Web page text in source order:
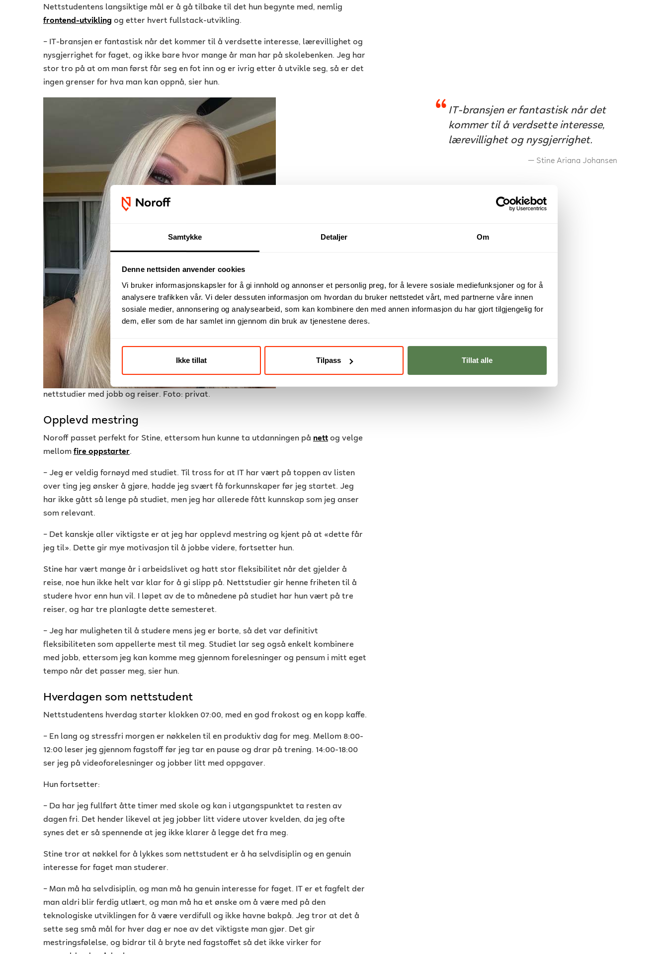
Samtykke Detaljer Om
Denne nettsiden anvender cookies
Vi bruker informasjonskapsler for å gi innhold og annonser et personlig preg, for å levere sosiale mediefunksjoner og for å
analysere trafikken vår. Vi deler dessuten informasjon om hvordan du bruker nettstedet vårt, med partnerne våre innen
sosiale medier, annonsering og analysearbeid, som kan kombinere den med annen informasjon du har gjort tilgjengelig for
dem, eller som de har samlet inn gjennom din bruk av tjenestene deres.
Ikke tillat Tilpass Tillat alle
Nettstudentens langsiktige mål er å gå tilbake til det hun begynte med, nemlig
frontend-utvikling og etter hvert fullstack-utvikling.
– IT-bransjen er fantastisk når det kommer til å verdsette interesse, lærevillighet og
nysgjerrighet for faget, og ikke bare hvor mange år man har på skolebenken. Jeg har
stor tro på at om man først får seg en fot inn og er ivrig etter å utvikle seg, så er det
ingen grenser for hva man kan oppnå, sier hun.
IT-bransjen er fantastisk når det
kommer til å verdsette interesse,
lærevillighet og nysgjerrighet.
Stine Ariana Johansen
📷: Stine kombinerer
nettstudier med jobb og reiser. Foto: privat.
Opplevd mestring
Noroff passet perfekt for Stine, ettersom hun kunne ta utdanningen på nett og velge
mellom fire oppstarter.
– Jeg er veldig fornøyd med studiet. Til tross for at IT har vært på toppen av listen
over ting jeg ønsker å gjøre, hadde jeg svært få forkunnskaper før jeg startet. Jeg
har ikke gått så lenge på studiet, men jeg har allerede fått kunnskap som jeg anser
som relevant.
– Det kanskje aller viktigste er at jeg har opplevd mestring og kjent på at «dette får
jeg til». Dette gir mye motivasjon til å jobbe videre, fortsetter hun.
Stine har vært mange år i arbeidslivet og hatt stor fleksibilitet når det gjelder å
reise, noe hun ikke helt var klar for å gi slipp på. Nettstudier gir henne friheten til å
studere hvor enn hun vil. I løpet av de to månedene på studiet har hun vært på tre
reiser, og har tre planlagte dette semesteret.
– Jeg har muligheten til å studere mens jeg er borte, så det var definitivt
fleksibiliteten som appellerte mest til meg. Studiet lar seg også enkelt kombinere
med jobb, ettersom jeg kan komme meg gjennom forelesninger og pensum i mitt eget
tempo når det passer meg, sier hun.
Hverdagen som nettstudent
Nettstudentens hverdag starter klokken 07:00, med en god frokost og en kopp kaffe.
– En lang og stressfri morgen er nøkkelen til en produktiv dag for meg. Mellom 8:00-
12:00 leser jeg gjennom fagstoff før jeg tar en pause og drar på trening. 14:00-18:00
ser jeg på videoforelesninger og jobber litt med oppgaver.
Hun fortsetter:
– Da har jeg fullført åtte timer med skole og kan i utgangspunktet ta resten av
dagen fri. Det hender likevel at jeg jobber litt videre utover kvelden, da jeg ofte
synes det er så spennende at jeg ikke klarer å legge det fra meg.
Stine tror at nøkkel for å lykkes som nettstudent er å ha selvdisiplin og en genuin
interesse for faget man studerer.
– Man må ha selvdisiplin, og man må ha genuin interesse for faget. IT er et fagfelt der
man aldri blir ferdig utlært, og man må ha et ønske om å være med på den
teknologiske utviklingen for å være verdifull og ikke havne bakpå. Jeg tror at det å
sette seg små mål for hver dag er noe av det viktigste man gjør. Det gir
mestringsfølelse, og bidrar til å bryte ned fagstoffet så det ikke virker for